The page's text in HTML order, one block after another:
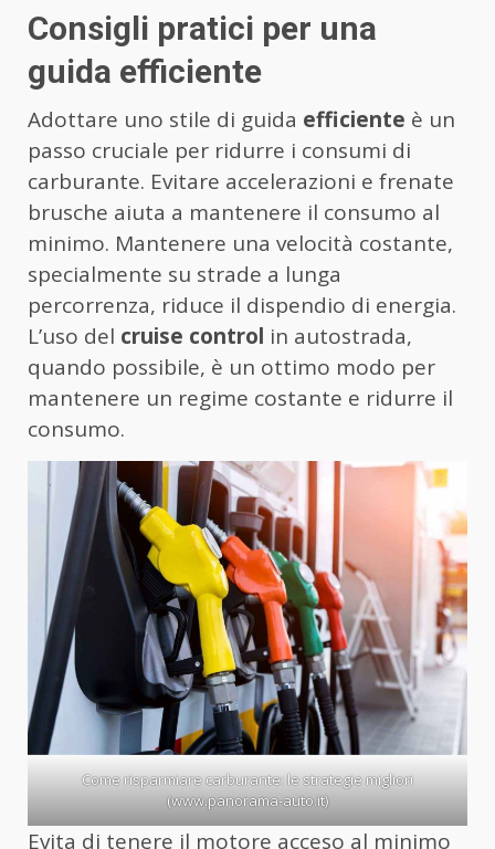
Consigli pratici per una
guida efficiente
Adottare uno stile di guida efficiente è un
passo cruciale per ridurre i consumi di
carburante. Evitare accelerazioni e frenate
brusche aiuta a mantenere il consumo al
minimo. Mantenere una velocità costante,
specialmente su strade a lunga
percorrenza, riduce il dispendio di energia.
L’uso del cruise control in autostrada,
quando possibile, è un ottimo modo per
mantenere un regime costante e ridurre il
consumo.
Come risparmiare carburante: le strategie migliori
(www.panorama-auto.it)
Evita di tenere il motore acceso al minimo